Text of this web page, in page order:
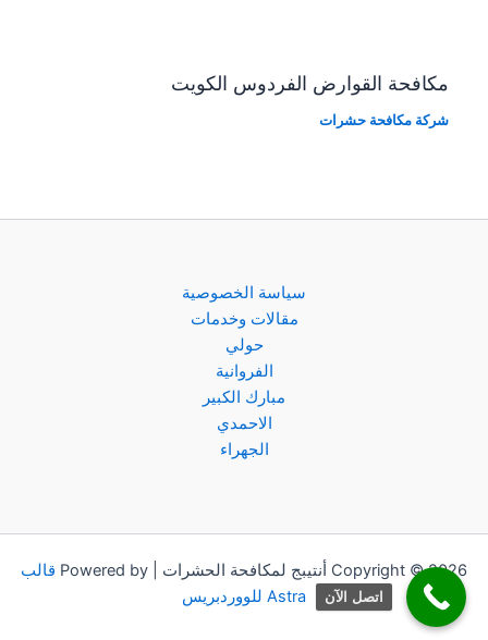
مكافحة القوارض الفردوس الكويت
شركة مكافحة حشرات
سياسة الخصوصية
مقالات وخدمات
حولي
الفروانية
مبارك الكبير
الاحمدي
الجهراء
Copyright © 2026 أنتيبج لمكافحة الحشرات | Powered by
قالب
Astra للووردبريس
اتصل الآن